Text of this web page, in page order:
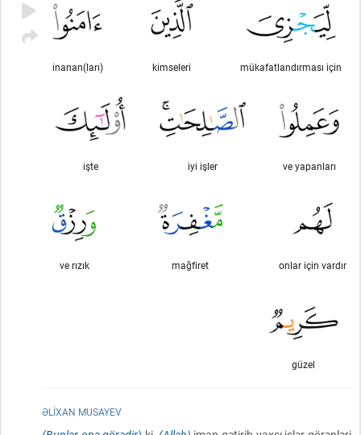
mükafatlandırması için
kimseleri
inanan(ları)
ve yapanları
iyi işler
işte
onlar için vardır
mağfiret
ve rızık
güzel
ƏLIXAN MUSAYEV